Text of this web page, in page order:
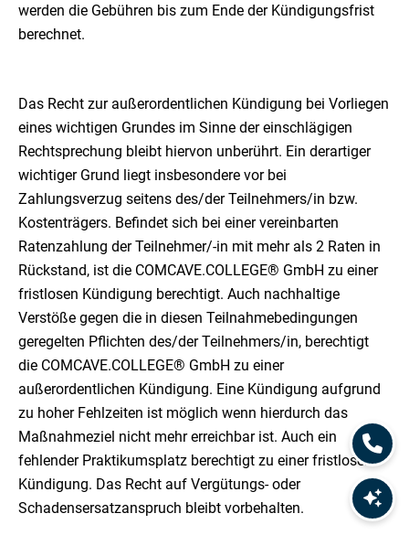
werden die Gebühren bis zum Ende der Kündigungsfrist
berechnet.
Das Recht zur außerordentlichen Kündigung bei Vorliegen
eines wichtigen Grundes im Sinne der einschlägigen
Rechtsprechung bleibt hiervon unberührt. Ein derartiger
wichtiger Grund liegt insbesondere vor bei
Zahlungsverzug seitens des/der Teilnehmers/in bzw.
Kostenträgers. Befindet sich bei einer vereinbarten
Ratenzahlung der Teilnehmer/-in mit mehr als 2 Raten in
Rückstand, ist die COMCAVE.COLLEGE® GmbH zu einer
fristlosen Kündigung berechtigt. Auch nachhaltige
Verstöße gegen die in diesen Teilnahmebedingungen
geregelten Pflichten des/der Teilnehmers/in, berechtigt
die COMCAVE.COLLEGE® GmbH zu einer
außerordentlichen Kündigung. Eine Kündigung aufgrund
zu hoher Fehlzeiten ist möglich wenn hierdurch das
Maßnahmeziel nicht mehr erreichbar ist. Auch ein
fehlender Praktikumsplatz berechtigt zu einer fristlosen
Kündigung. Das Recht auf Vergütungs- oder
Schadensersatzanspruch bleibt vorbehalten.